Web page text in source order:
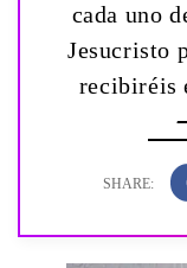
cada uno
Jesucristo
recibiréis